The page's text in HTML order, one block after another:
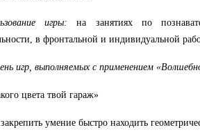
игры: на занятиях по
в фронтальной и индивидуальной
игр, выполняемых с применением
цвета твой гараж»
умение быстро находить